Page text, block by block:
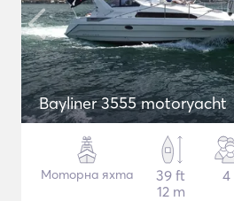
Bayliner 3555 motoryacht
Моторна яхта
39 ft
12 m
4